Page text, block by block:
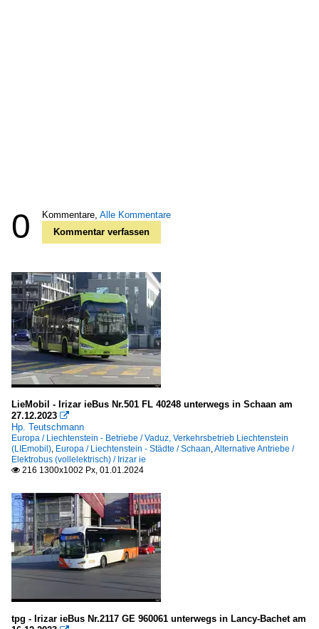
0 Kommentare, Alle Kommentare
Kommentar verfassen
LieMobil - Irizar ieBus Nr.501 FL 40248 unterwegs in Schaan am
27.12.2023 
Hp. Teutschmann
Europa / Liechtenstein - Betriebe / Vaduz, Verkehrsbetrieb Liechtenstein
(LIEmobil), Europa / Liechtenstein - Städte / Schaan,Alternative Antriebe /
Elektrobus (vollelektrisch) / Irizar ie
 216 1300x1002 Px, 01.01.2024
tpg - Irizar ieBus Nr.2117 GE 960061 unterwegs in Lancy-Bachet am